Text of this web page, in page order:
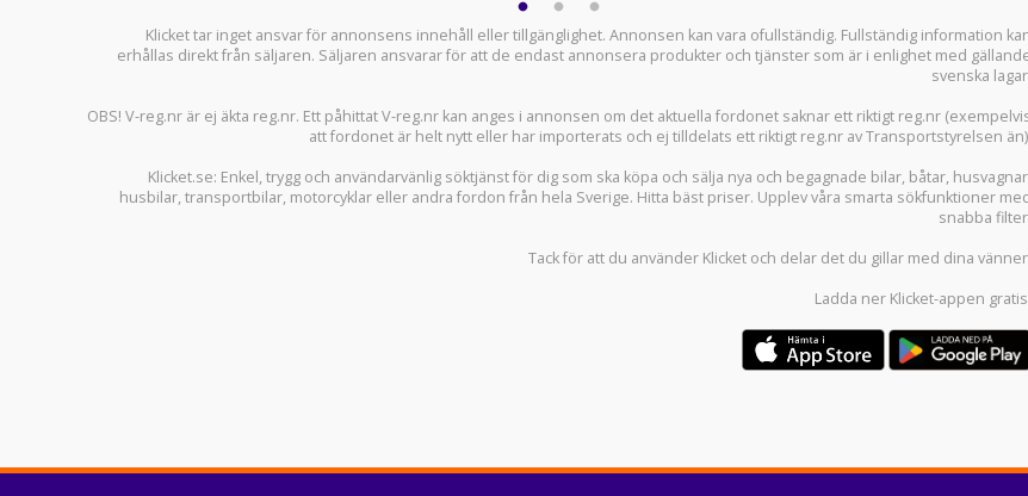
Klicket tar inget ansvar för annonsens innehåll eller tillgänglighet. Annonsen kan vara ofullständig. Fullständig information
erhållas direkt från säljaren. Säljaren ansvarar för att de endast annonsera produkter och tjänster som är i enlighet med
svenska
OBS! V-reg.nr är ej äkta reg.nr. Ett påhittat V-reg.nr kan anges i annonsen om det aktuella fordonet saknar ett riktigt reg.nr
att fordonet är helt nytt eller har importerats och ej tilldelats ett riktigt reg.nr av Transportstyrelsen
Klicket.se: Enkel, trygg och användarvänlig söktjänst för dig som ska köpa och sälja nya och begagnade bilar, båtar, husvagnar
husbilar,transportbilar, motorcyklar eller andra fordon från hela Sverige. Hitta bäst priser. Upplev våra smarta sökfunktioner
snabba
Tack för att du använder Klicket och delar det du gillar med dina
Ladda ner Klicket-appen